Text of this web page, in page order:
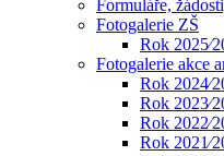
Formuláře,
Fotogalerie ZŠ
Rok
Fotogalerie akce
Rok
Rok
Rok
Rok